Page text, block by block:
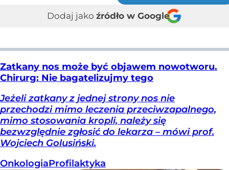
Dodaj jako źródło w Google
Zatkany nos może być objawem nowotworu.
Chirurg: Nie bagatelizujmy tego
Jeżeli zatkany z jednej strony nos nie
przechodzi mimo leczenia przeciwzapalnego,
mimo stosowania kropli, należy się
bezwzględnie zgłosić do lekarza – mówi prof.
Wojciech Golusiński.
OnkologiaProfilaktyka